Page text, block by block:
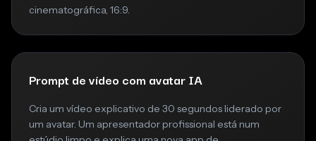
cinematográfica, 16:9.
Prompt de vídeo com avatar IA
Cria um vídeo explicativo de 30 segundos liderado por
um avatar. Um apresentador profissional está num